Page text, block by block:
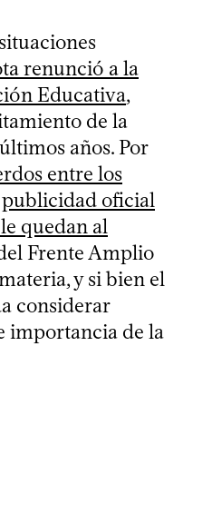
renunció a la
Educativa,
de la
años. Por
entre los
publicidad oficial
quedan al
Frente Amplio
y si bien el
considerar
importancia de la